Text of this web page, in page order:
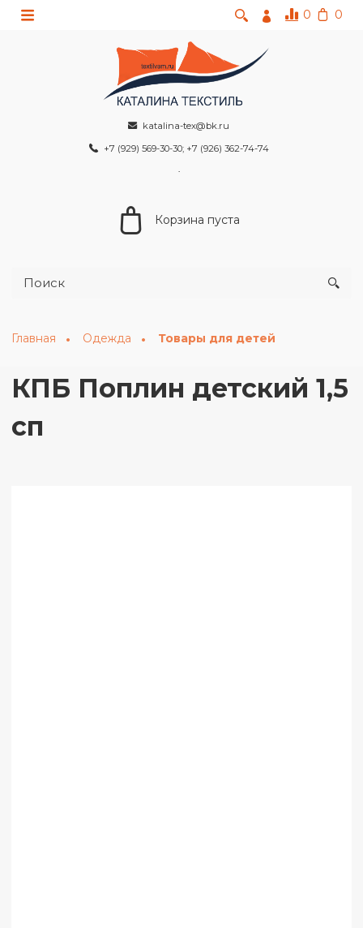
0 0
katalina-tex@bk.ru
+7 (929) 569-30-30; +7 (926) 362-74-74
Корзина пуста
Главная Одежда Товары для детей
КПБ Поплин детский 1,5
сп